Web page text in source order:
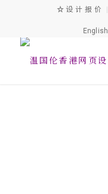
设 计 报 价
English